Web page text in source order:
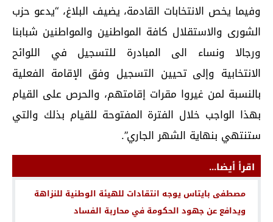
وفيما يخص الانتخابات القادمة، يضيف البلاغ، “يدعو حزب
الشورى والاستقلال كافة المواطنين والمواطنين شبابنا
ورجالا ونساء الى المبادرة للتسجيل في اللوائح
الانتخابية وإلى تحيين التسجيل وفق الإقامة الفعلية
بالنسبة لمن غيروا مقرات إقامتهم، والحرص على القيام
بهذا الواجب خلال الفترة المفتوحة للقيام بذلك والتي
ستنتهي بنهاية الشهر الجاري”.
اقرأ أيضا...
مصطفى بايتاس يوجه انتقادات للهيئة الوطنية للنزاهة
ويدافع عن جهود الحكومة في محاربة الفساد